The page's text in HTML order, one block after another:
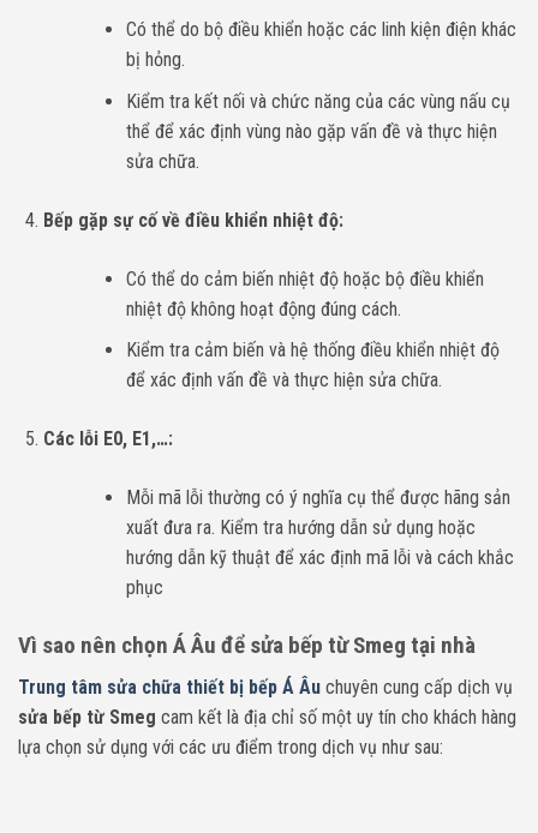
Có thể do bộ điều khiển hoặc các linh kiện điện khác
bị hỏng.
Kiểm tra kết nối và chức năng của các vùng nấu cụ
thể để xác định vùng nào gặp vấn đề và thực hiện
sửa chữa.
Bếp gặp sự cố về điều khiển nhiệt độ:
Có thể do cảm biến nhiệt độ hoặc bộ điều khiển
nhiệt độ không hoạt động đúng cách.
Kiểm tra cảm biến và hệ thống điều khiển nhiệt độ
để xác định vấn đề và thực hiện sửa chữa.
Các lỗi E0, E1,…:
Mỗi mã lỗi thường có ý nghĩa cụ thể được hãng sản
xuất đưa ra. Kiểm tra hướng dẫn sử dụng hoặc
hướng dẫn kỹ thuật để xác định mã lỗi và cách khắc
phục
Vì sao nên chọn Á Âu để sửa bếp từ Smeg tại nhà
Trung tâm sửa chữa thiết bị bếp Á Âu chuyên cung cấp dịch vụ
sửa bếp từ Smeg cam kết là địa chỉ số một uy tín cho khách hàng
lựa chọn sử dụng với các ưu điểm trong dịch vụ như sau: